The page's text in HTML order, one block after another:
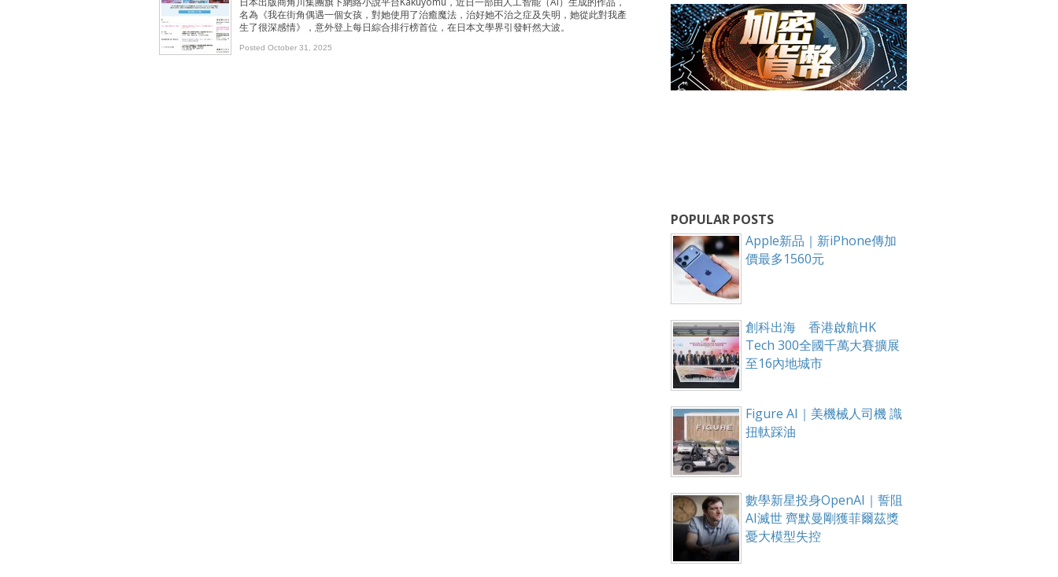
名為《我在街角偶遇一個女孩，對她使用了治癒魔法，治好她不治之症及失明，她從此對我產
生了很深感情》，意外登上每日綜合排行榜首位，在日本文學界引發軒然大波。
Posted October 31, 2025
POPULAR POSTS
Apple新品｜新iPhone傳加
價最多1560元
創科出海 香港啟航HK
Tech 300全國千萬大賽擴展
至16內地城市
Figure AI｜美機械人司機 識
扭軚踩油
數學新星投身OpenAI｜誓阻
AI滅世 齊默曼剛獲菲爾茲獎
憂大模型失控